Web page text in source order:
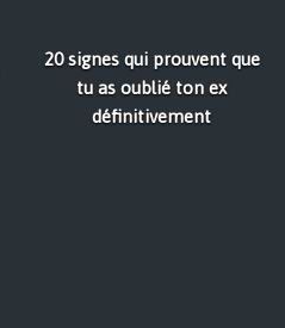
20 signes qui prouvent que
tu as oublié ton ex
définitivement